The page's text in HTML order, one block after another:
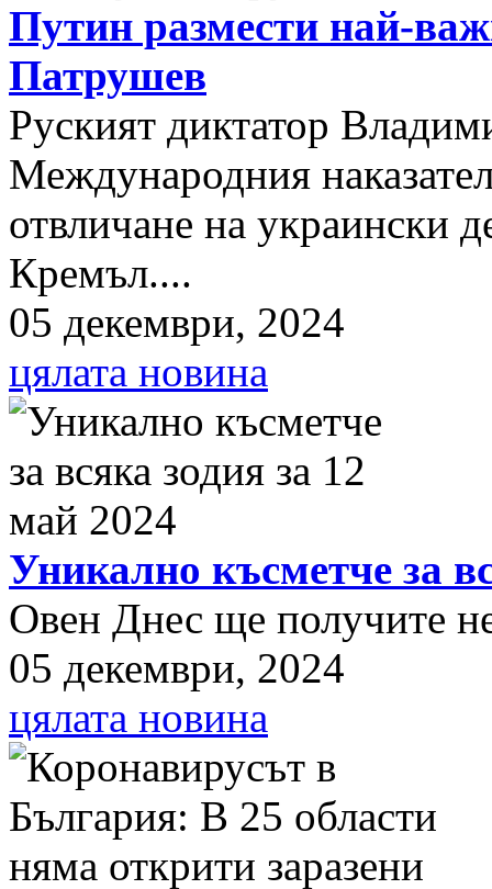
Путин размести най-
Патрушев
Руският диктатор
Международния
отвличане на украински
Кремъл....
05 декември, 2024
цялата новина
Уникално късметче за
Овен Днес ще получите
05 декември, 2024
цялата новина